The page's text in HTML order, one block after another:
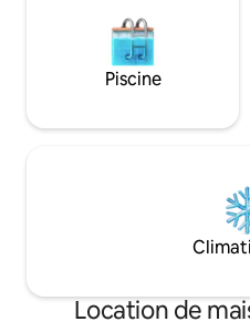
Piscine
Location de